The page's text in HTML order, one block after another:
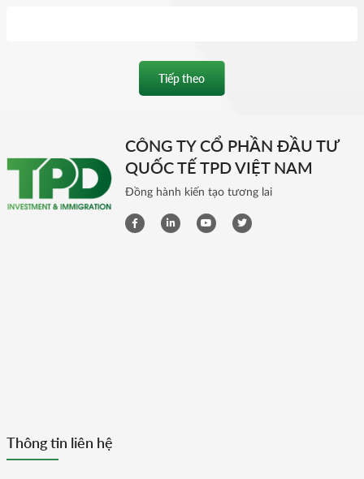
Tiếp theo
CÔNG TY CỔ PHẦN ĐẦU TƯ
QUỐC TẾ TPD VIỆT NAM
Đồng hành kiến tạo tương lai
Thông tin liên hệ